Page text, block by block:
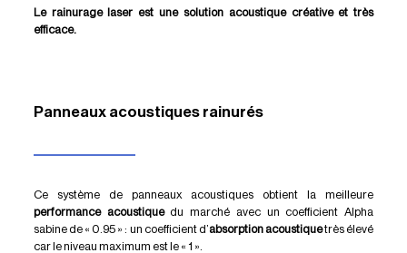
Le rainurage laser est une solution acoustique créative et très
efficace.
Panneaux acoustiques rainurés
Ce système de panneaux acoustiques obtient la meilleure
performance acoustiquedu marché avec un coefficient Alpha
sabine de « 0.95 » : un coefficient d’absorption acoustiquetrès élevé
car le niveau maximum est le « 1 ».